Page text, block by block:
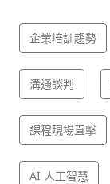
企業培訓趨勢
溝通談判
課程現場直擊
AI 人工智慧